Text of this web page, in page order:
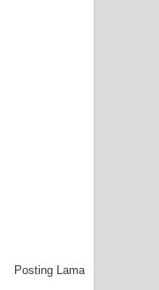
Posting Lama